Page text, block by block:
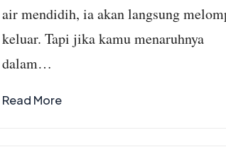
air mendidih, ia akan langsung
keluar. Tapi jika kamu menaruhnya
dalam…
Read More